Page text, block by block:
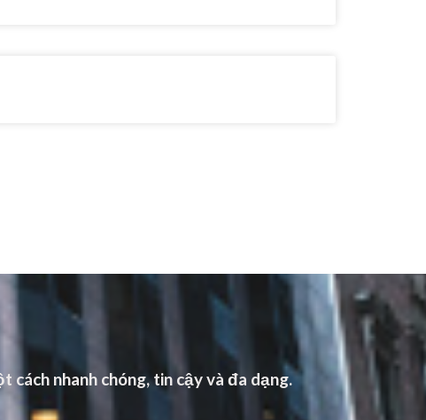
nhanh chóng, tin cậy và đa dạng.